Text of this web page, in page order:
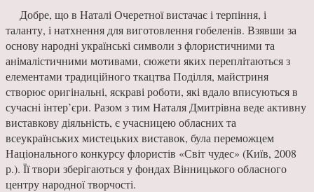
Добре, що в Наталі Очеретної вистачає і терпіння, і
таланту, і натхнення для виготовлення гобеленів. Взявши за
основу народні українські символи з флористичними та
анімалістичними мотивами, сюжети яких переплітаються з
елементами традиційного ткацтва Поділля, майстриня
створює оригінальні, яскраві роботи, які вдало вписуються в
сучасні інтер’єри. Разом з тим Наталя Дмитрівна веде активну
виставкову діяльність, є учасницею обласних та
всеукраїнських мистецьких виставок, була переможцем
Національного конкурсу флористів «Світ чудес» (Київ, 2008
р.). Її твори зберігаються у фондах Вінницького обласного
центру народної творчості.